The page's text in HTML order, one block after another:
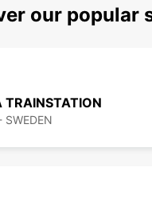
our popular
TRAINSTATION
SWEDEN